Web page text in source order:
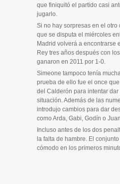
que finiquitó el partido casi
jugarlo.
Si no hay sorpresas en el
que se disputa el miércoles
Madrid volverá a encontrarse
Rey tres años después con
ganaron en 2011 por 1-0.
Simeone tampoco tenía
prueba de ello fue el once
del Calderón para intentar
situación. Además de las
introdujo cambios para dar
como Arda, Gabi, Godín o
Incluso antes de los dos
la falta de hambre. El
cómodo en los primeros